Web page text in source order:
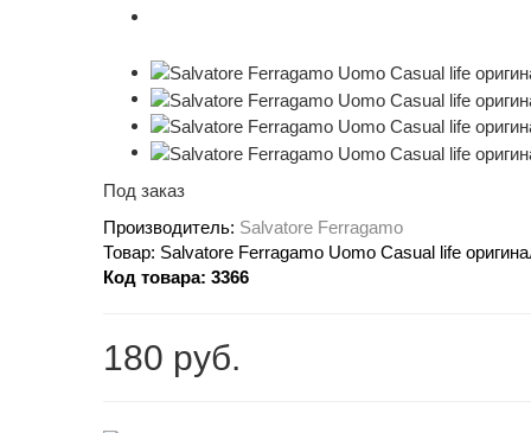
Под заказ
Производитель: Salvatore Ferragamo
Товар: Salvatore Ferragamo Uomo Casual life
Код товара: 3366
180 руб.